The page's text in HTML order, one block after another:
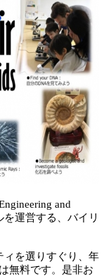
and
運営する、バイリ
ィを選りすぐり、年
無料です。是非お